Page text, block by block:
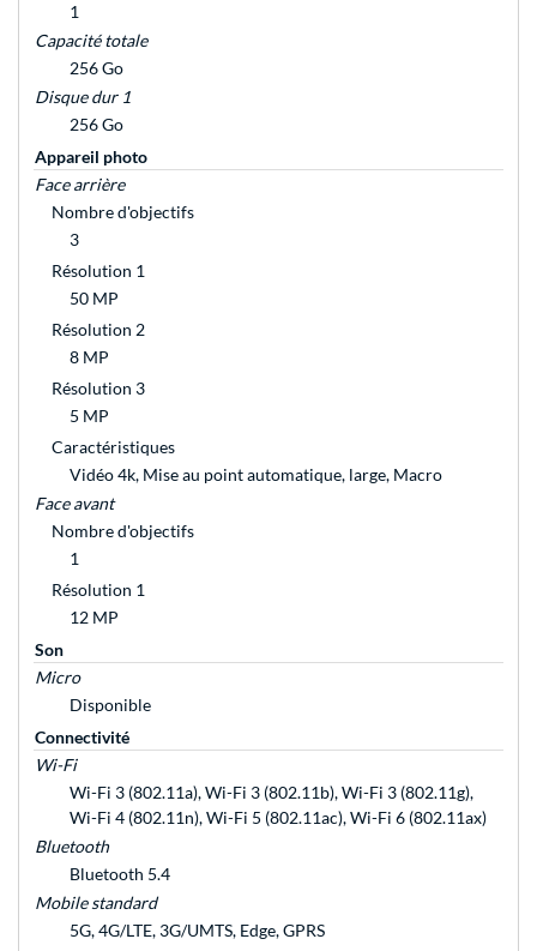
1
Capacité totale
256 Go
Disque dur 1
256 Go
Appareil photo
Face arrière
Nombre d'objectifs
3
Résolution 1
50 MP
Résolution 2
8 MP
Résolution 3
5 MP
Caractéristiques
Vidéo 4k, Mise au point automatique, large, Macro
Face avant
Nombre d'objectifs
1
Résolution 1
12 MP
Son
Micro
Disponible
Connectivité
Wi-Fi
Wi-Fi 3 (802.11a), Wi-Fi 3 (802.11b), Wi-Fi 3 (802.11g),
Wi-Fi 4 (802.11n), Wi-Fi 5 (802.11ac), Wi-Fi 6 (802.11ax)
Bluetooth
Bluetooth 5.4
Mobile standard
5G, 4G/LTE, 3G/UMTS, Edge, GPRS